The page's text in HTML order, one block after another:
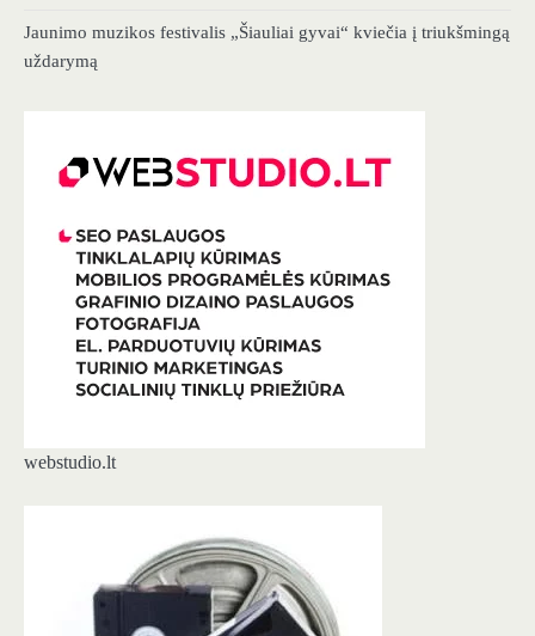
Jaunimo muzikos festivalis „Šiauliai gyvai“ kviečia į triukšmingą
uždarymą
webstudio.lt